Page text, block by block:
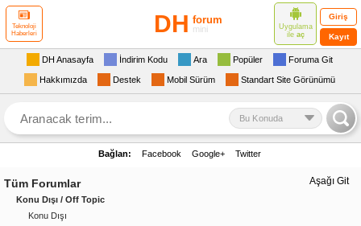
Teknoloji
Haberleri
DH forum
mini
Uygulama
ile aç
Giriş
Kayıt
DH Anasayfa İndirim Kodu Ara Popüler Foruma Git
Hakkımızda Destek Mobil Sürüm Standart Site Görünümü
Bu Konuda
Bağlan: Facebook Google+ Twitter
Aşağı Git
Tüm Forumlar
Konu Dışı / Off Topic
Konu Dışı